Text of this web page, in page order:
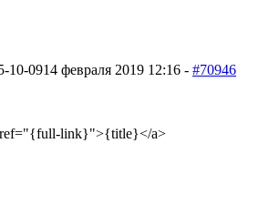
10-0914 февраля 2019 12:16 - #70946
link}">{title}</a>